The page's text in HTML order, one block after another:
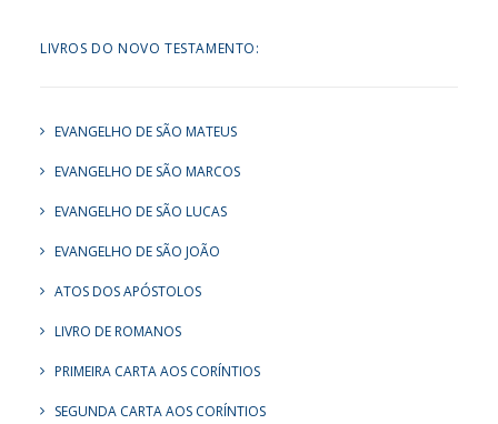
LIVROS DO NOVO TESTAMENTO:
EVANGELHO DE SÃO MATEUS
EVANGELHO DE SÃO MARCOS
EVANGELHO DE SÃO LUCAS
EVANGELHO DE SÃO JOÃO
ATOS DOS APÓSTOLOS
LIVRO DE ROMANOS
PRIMEIRA CARTA AOS CORÍNTIOS
SEGUNDA CARTA AOS CORÍNTIOS